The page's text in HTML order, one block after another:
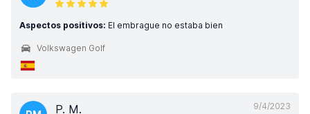
Aspectos positivos: El embrague no estaba bien
Volkswagen Golf
9/4/2023
P. M.